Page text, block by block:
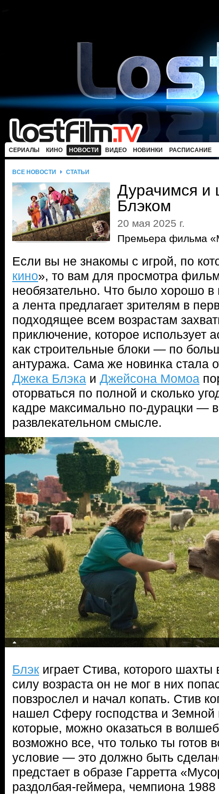
СЕРИАЛЫ КИНО НОВОСТИ ВИДЕО НОВИНКИ РАСПИСАНИЕ
ВСЕ НОВОСТИ СТАТЬИ
Дурачимся
Блэком
20 мая 2025 г.
Премьера фильма
Если вы не знакомы с игрой, по
кино», то вам для просмотра
необязательно. Что было хорошо в
а лента предлагает зрителям в
подходящее всем возрастам
приключение, которое использует
как строительные блоки — по
антуража. Сама же новинка стала
Джека Блэка и Джейсона Момоа
оторваться по полной и сколько
кадре максимально по-дурацки —
развлекательном смысле.
Блэк играет Стива, которого шахты
силу возраста он не мог в них
повзрослел и начал копать. Стив
нашел Сферу господства и Земной
которые, можно оказаться в
возможно все, что только ты готов
условие — это должно быть
предстает в образе Гарретта
раздолбая-геймера, чемпиона 1988